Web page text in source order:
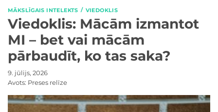
MĀKSLĪGAIS INTELEKTS VIEDOKLIS
Viedoklis: Mācām izmantot
MI – bet vai mācām
pārbaudīt, ko tas saka?
9. jūlijs, 2026
Avots: Preses relīze